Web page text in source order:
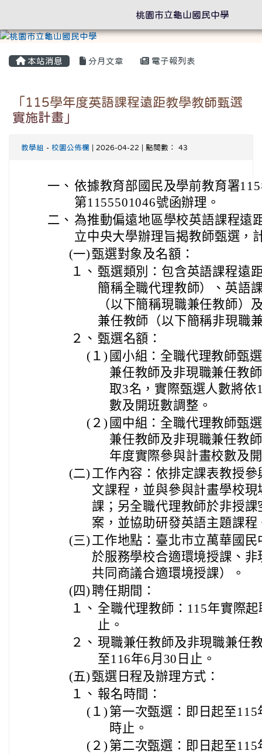
本站消息 分月文章 電子報列表
「115學年度英語課程遠距教學教師甄選
實施計畫」
教學組 - 校園公佈欄 | 2026-04-22 | 點閱數： 43
一、 依據教育部國民及學前教育署
第1155501046號函辦理。
二、 為推動偏遠地區學校英語課程遠
立中央大學辦理旨揭教師甄選，
(一) 甄選對象及名額：
１、 甄選類別：包含英語課程遠
簡稱全職代理教師）、英語
（以下簡稱現職兼任教師）
兼任教師（以下簡稱非現職
２、 甄選名額：
(１) 國小組：全職代理教師甄
兼任教師及非現職兼任教
取3名，實際甄選人數將
數及開班數調整。
(２) 國中組：全職代理教師甄
兼任教師及非現職兼任教
年度實際參與計畫校數及
(二) 工作內容：依排定課表教授
文課程，並與參與計畫學校
課；另全職代理教師於非授
案，並協助研發英語主題課程
(三) 工作地點：臺北市立萬華國
於服務學校合適環境授課、
共同商議合適環境授課）。
(四)聘任期間：
１、 全職代理教師：115年實際
止。
２、 現職兼任教師及非現職兼任
至116年6月30日止。
(五) 甄選日程及辦理方式：
１、 報名時間：
(１) 第一次甄選：即日起至
時止。
(２) 第二次甄選：即日起至
桃園市立龜山國民中學